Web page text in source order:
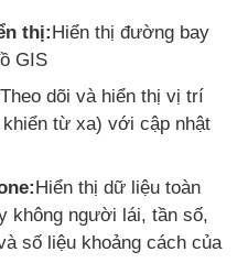
nghiệp
thị:Hiển thị đường bay
GIS
Theo dõi và hiển thị vị trí
từ xa) với cập nhật
Hiển thị dữ liệu toàn
không người lái, tần số,
số liệu khoảng cách của